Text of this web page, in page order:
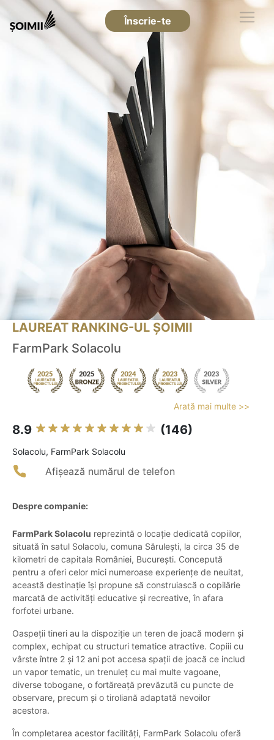
Înscrie-te
LAUREAT RANKING-UL ȘOIMII
FarmPark Solacolu
Arată mai multe >>
8.9 (146)
Solacolu, FarmPark Solacolu
Afișează numărul de telefon
Despre companie:
FarmPark Solacolu reprezintă o locație dedicată copiilor,
situată în satul Solacolu, comuna Sărulești, la circa 35 de
kilometri de capitala României, București. Concepută
pentru a oferi celor mici numeroase experiențe de neuitat,
această destinație își propune să construiască o copilărie
marcată de activități educative și recreative, în afara
forfotei urbane.
Oaspeții tineri au la dispoziție un teren de joacă modern și
complex, echipat cu structuri tematice atractive. Copiii cu
vârste între 2 și 12 ani pot accesa spații de joacă ce includ
un vapor tematic, un trenuleț cu mai multe vagoane,
diverse tobogane, o fortăreață prevăzută cu puncte de
observare, precum și o tiroliană adaptată nevoilor
acestora.
În completarea acestor facilități, FarmPark Solacolu oferă